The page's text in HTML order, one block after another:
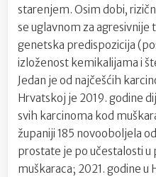
starenjem. Osim dobi,
se uglavnom za
genetska predispozicija
izloženost kemikalijama i
Jedan je od najčešćih
Hrvatskoj je 2019. godine
svih karcinoma kod
županiji 185 novooboljela
prostate je po učestalosti u
muškaraca; 2021. godine u